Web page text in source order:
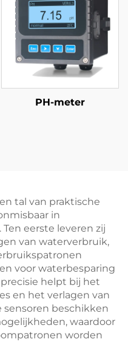
PH-meter
tal van praktische
in
eerste leveren zij
van waterverbruik,
voor waterbesparing
helpt bij het
en het verlagen van
sensoren beschikken
waardoor
worden